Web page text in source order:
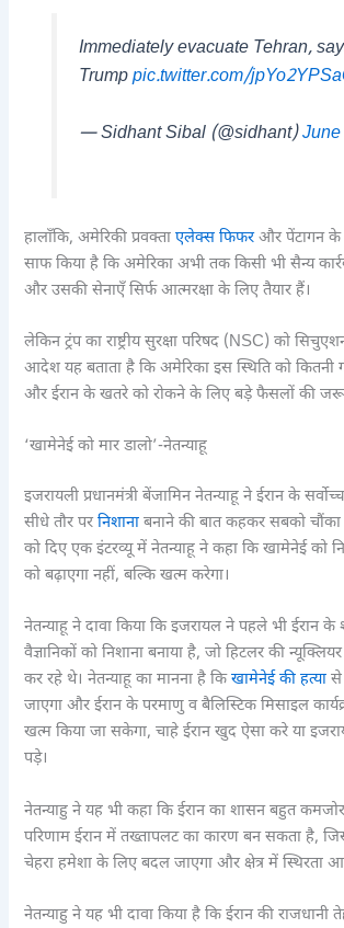
Immediately evacuate Tehran,
Trumppic.twitter.com/
— Sidhant Sibal (@sidhant)
हालाँकि, अमेरिकी प्रवक्ताएलेक्स फिफरऔर पेंटागन के
साफ किया है कि अमेरिका अभी तक किसी भी सैन्य
और उसकी सेनाएँ सिर्फ आत्मरक्षा के लिए तैयार हैं।
लेकिन ट्रंप का राष्ट्रीय सुरक्षा परिषद (NSC) को
आदेश यह बताता है कि अमेरिका इस स्थिति को कितनी
और ईरान के खतरे को रोकने के लिए बड़े फैसलों की
‘खामेनेई को मार डालो’-नेतन्याहू
इजरायली प्रधानमंत्री बेंजामिन नेतन्याहू ने ईरान के
सीधे तौर परनिशाना बनाने की बात कहकर सबको चौंका
को दिए एक इंटरव्यू में नेतन्याहू ने कहा कि खामेनेई को
को बढ़ाएगा नहीं, बल्कि खत्म करेगा।
नेतन्याहू ने दावा किया कि इजरायल ने पहले भी ईरान के
वैज्ञानिकों को निशाना बनाया है, जो हिटलर की
कर रहे थे। नेतन्याहू का मानना है किखामेनेई की हत्या से
जाएगा और ईरान के परमाणु व बैलिस्टिक मिसाइल
खत्म किया जा सकेगा, चाहे ईरान खुद ऐसा करे या
पड़े।
नेतन्याहु ने यह भी कहा कि ईरान का शासन बहुत
परिणाम ईरान में तख्तापलट का कारण बन सकता है,
चेहरा हमेशा के लिए बदल जाएगा और क्षेत्र में स्थिरता
नेतन्याहु ने यह भी दावा किया है कि ईरान की राजधानी